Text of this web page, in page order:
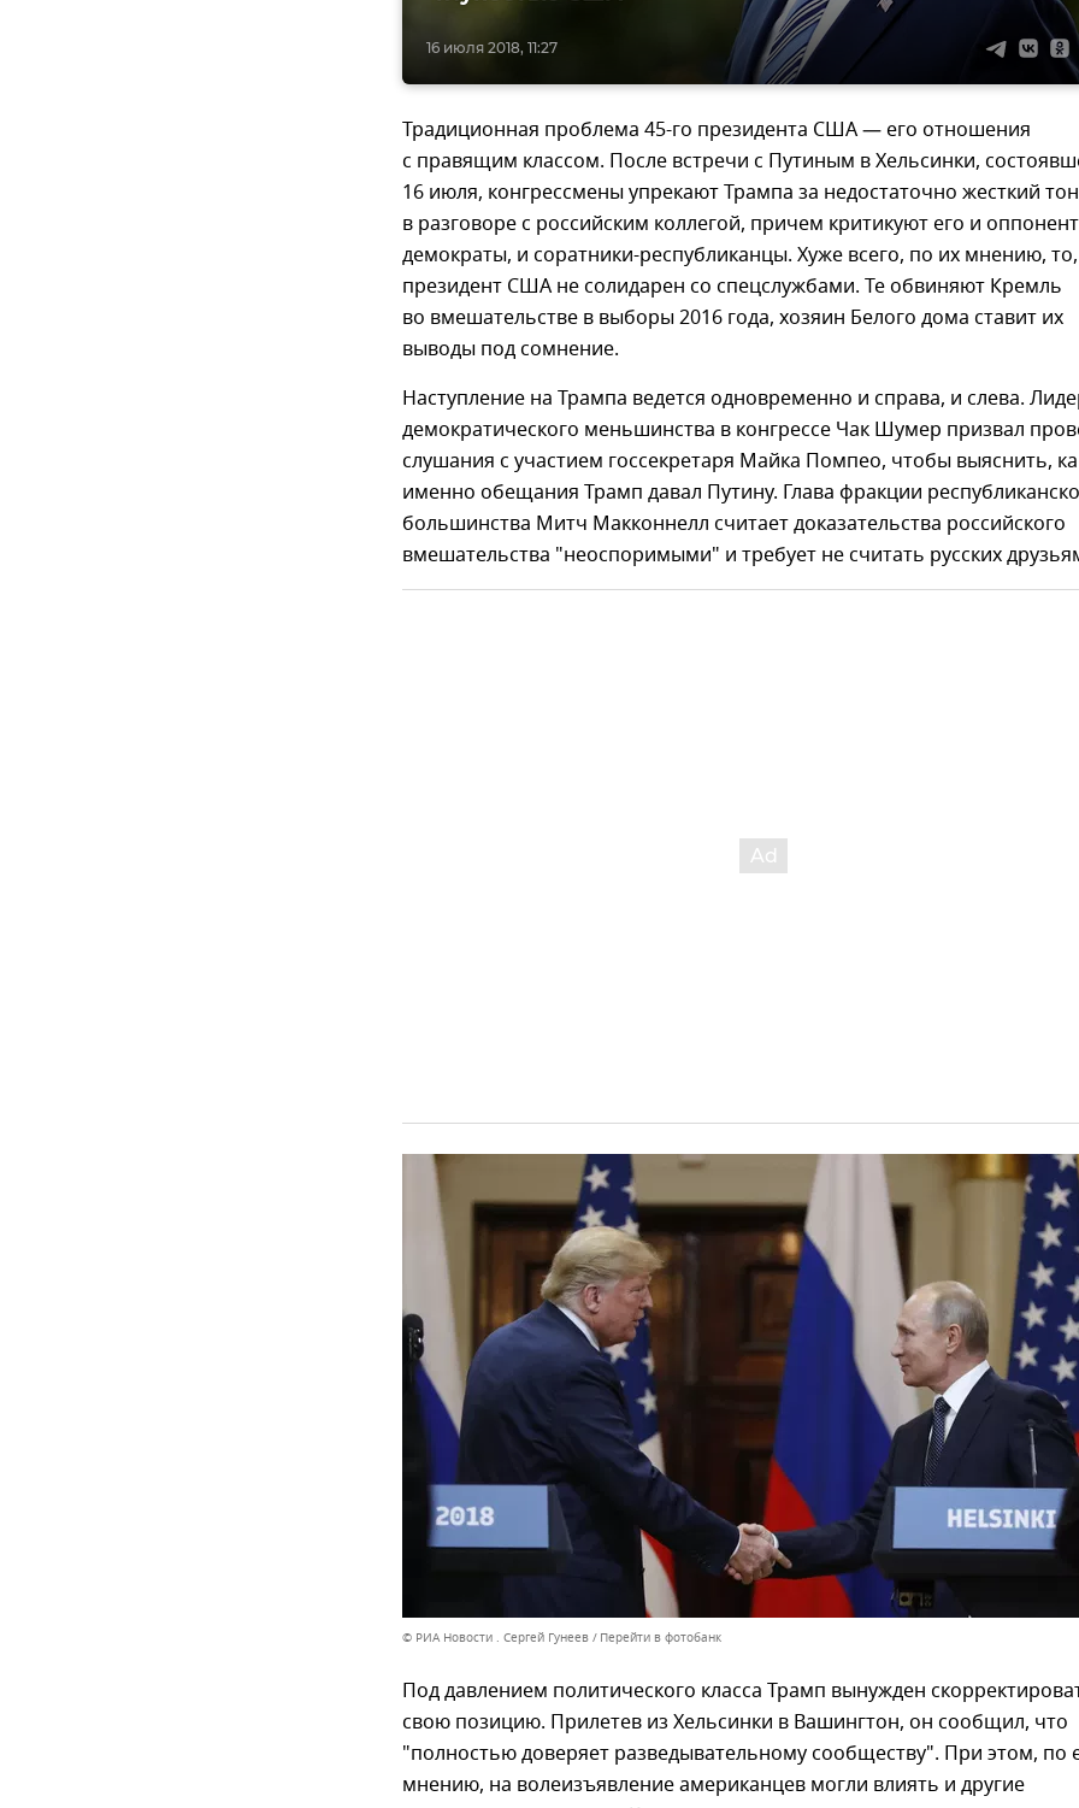
16 июля 2018, 11:27
Традиционная проблема 45-го президента США — его отношения
с правящим классом. После встречи с Путиным в Хельсинки,
16 июля, конгрессмены упрекают Трампа за недостаточно жесткий тон
в разговоре с российским коллегой, причем критикуют его и
демократы, и соратники-республиканцы. Хуже всего, по их мнению,
президент США не солидарен со спецслужбами. Те обвиняют Кремль
во вмешательстве в выборы 2016 года, хозяин Белого дома ставит их
выводы под сомнение.
Наступление на Трампа ведется одновременно и справа, и слева.
демократического меньшинства в конгрессе Чак Шумер призвал
слушания с участием госсекретаря Майка Помпео, чтобы выяснить,
именно обещания Трамп давал Путину. Глава фракции
большинства Митч Макконнелл считает доказательства российского
вмешательства "неоспоримыми" и требует не считать русских
© РИА Новости . Сергей Гунеев Перейти в фотобанк
Под давлением политического класса Трамп вынужден
свою позицию. Прилетев из Хельсинки в Вашингтон, он сообщил, что
"полностью доверяет разведывательному сообществу". При этом, по
мнению, на волеизъявление американцев могли влиять и другие